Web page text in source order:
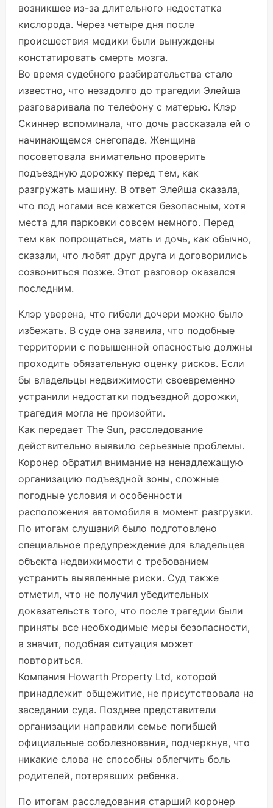
возникшее из-за длительного недостатка
кислорода. Через четыре дня после
происшествия медики были вынуждены
констатировать смерть мозга.
Во время судебного разбирательства стало
известно, что незадолго до трагедии Элейша
разговаривала по телефону с матерью. Клэр
Скиннер вспоминала, что дочь рассказала ей о
начинающемся снегопаде. Женщина
посоветовала внимательно проверить
подъездную дорожку перед тем, как
разгружать машину. В ответ Элейша сказала,
что под ногами все кажется безопасным, хотя
места для парковки совсем немного. Перед
тем как попрощаться, мать и дочь, как обычно,
сказали, что любят друг друга и договорились
созвониться позже. Этот разговор оказался
последним.
Клэр уверена, что гибели дочери можно было
избежать. В суде она заявила, что подобные
территории с повышенной опасностью должны
проходить обязательную оценку рисков. Если
бы владельцы недвижимости своевременно
устранили недостатки подъездной дорожки,
трагедия могла не произойти.
Как передает The Sun, расследование
действительно выявило серьезные проблемы.
Коронер обратил внимание на ненадлежащую
организацию подъездной зоны, сложные
погодные условия и особенности
расположения автомобиля в момент разгрузки.
По итогам слушаний было подготовлено
специальное предупреждение для владельцев
объекта недвижимости с требованием
устранить выявленные риски. Суд также
отметил, что не получил убедительных
доказательств того, что после трагедии были
приняты все необходимые меры безопасности,
а значит, подобная ситуация может
повториться.
Компания Howarth Property Ltd, которой
принадлежит общежитие, не присутствовала на
заседании суда. Позднее представители
организации направили семье погибшей
официальные соболезнования, подчеркнув, что
никакие слова не способны облегчить боль
родителей, потерявших ребенка.
По итогам расследования старший коронер